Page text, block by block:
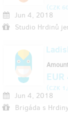
Jun 4, 2018
Studio Hrdinů
(CZK
Jun 4, 2018
Brigáda s
(CZK